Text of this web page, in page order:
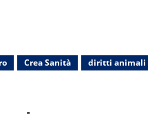
Crea Sanità diritti animali